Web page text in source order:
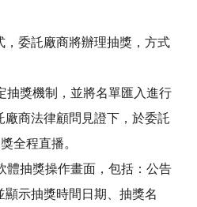
，委託廠商將辦理抽獎，方式
抽獎機制，並將名單匯入進行
廠商法律顧問見證下，於委託
全程直播。
體抽獎操作畫面，包括：公告
示抽獎時間日期、抽獎名